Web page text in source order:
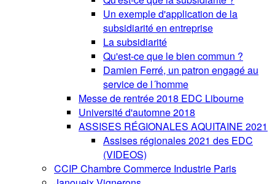
Un exemple d'application de la
subsidiarité en entreprise
La subsidiarité
Qu'est-ce que le bien commun ?
Damien Ferré, un patron engagé au
service de l´homme
Messe de rentrée 2018 EDC Libourne
Université d'automne 2018
ASSISES RÉGIONALES AQUITAINE 2021
Assises régionales 2021 des EDC
(VIDEOS)
CCIP Chambre Commerce Industrie Paris